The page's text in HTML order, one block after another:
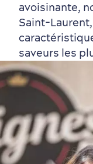
avoisinante,
Saint-
saveurs les